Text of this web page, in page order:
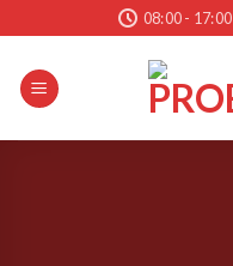
to
content
08:00 - 17:00